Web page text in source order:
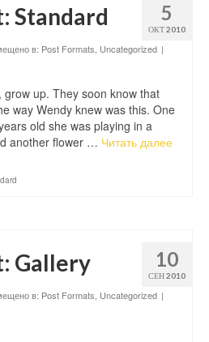
5
ОКТ 2010
Standard
в: Post Formats Uncategorized |
up. They soon know that
way Wendy knew was this. One
old she was playing in a
another flower … Читать далее
10
СЕН 2010
Gallery
в: Post Formats Uncategorized |